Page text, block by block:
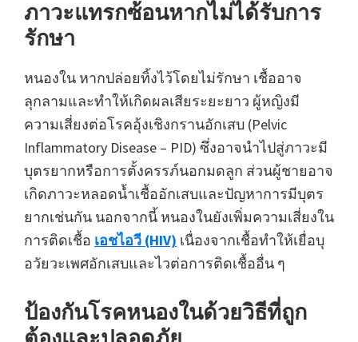
ภาวะแทรกซ้อนหากไม่ได้รับการ
รักษา
หนองใน หากปล่อยทิ้งไว้โดยไม่รักษา เชื้ออาจ
ลุกลามและทำให้เกิดผลเสียระยะยาว ผู้หญิงมี
ความเสี่ยงต่อโรคอุ้งเชิงกรานอักเสบ (Pelvic
Inflammatory Disease – PID) ซึ่งอาจนำไปสู่ภาวะมี
บุตรยากหรือการตั้งครรภ์นอกมดลูก ส่วนผู้ชายอาจ
เกิดภาวะหลอดน้ำเชื้ออักเสบและปัญหาการมีบุตร
ยากเช่นกัน นอกจากนี้ หนองในยังเพิ่มความเสี่ยงใน
การติดเชื้อ เอชไอวี (HIV) เนื่องจากเชื้อทำให้เยื่อบุ
อวัยวะเพศอักเสบและไวต่อการติดเชื้ออื่น ๆ
ป้องกันโรคหนองในด้วยวิธีที่ถูก